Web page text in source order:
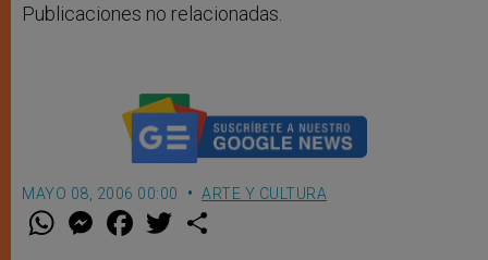
Publicaciones no relacionadas.
MAYO 08, 2006 00:00 ARTE Y CULTURA
W M
e
F
a w